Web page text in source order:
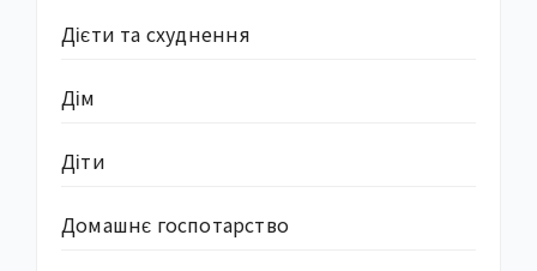
Дієти та схуднення
Дім
Діти
Домашнє госпотарство